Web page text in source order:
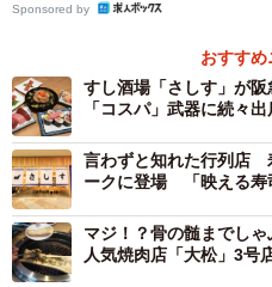
広々とした空間が印象的な「すし酒
エリアマネージャーの加藤さ
Sponsored by
おすすめ
すし酒場「さしす」が
「コスパ」武器に続々
言わずと知れた行列店
ークに登場 「映える
マジ！？骨の髄までし
人気焼肉店「大松」3号